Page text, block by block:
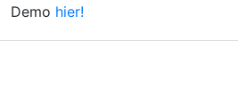
Demo hier!